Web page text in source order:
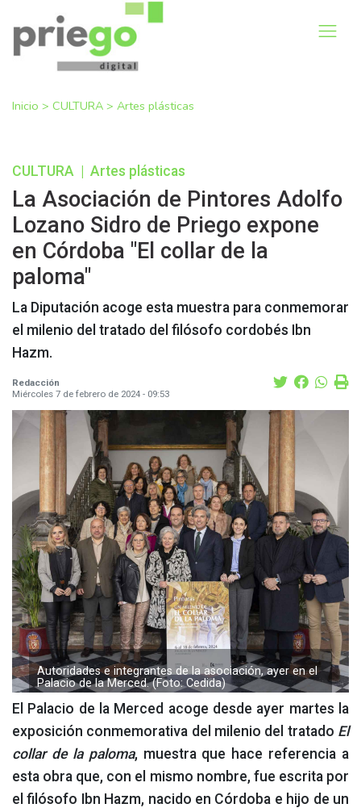
Inicio > CULTURA > Artes plásticas
CULTURA Artes plásticas
La Asociación de Pintores Adolfo
Lozano Sidro de Priego expone
en Córdoba "El collar de la
paloma"
La Diputación acoge esta muestra para conmemorar
el milenio del tratado del filósofo cordobés Ibn
Hazm.
Redacción
Miércoles 7 de febrero de 2024 - 09:53
Autoridades e integrantes de la asociación, ayer en el
Palacio de la Merced. (Foto: Cedida)
El Palacio de la Merced acoge desde ayer martes la
exposición conmemorativa del milenio del tratado El
collar de la paloma, muestra que hace referencia a
esta obra que, con el mismo nombre, fue escrita por
el filósofo Ibn Hazm, nacido en Córdoba e hijo de un